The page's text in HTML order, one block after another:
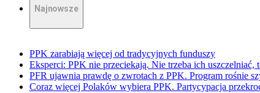
Najnowsze
PPK zarabiają więcej od tradycyjnych funduszy
Eksperci: PPK nie przeciekają. Nie trzeba ich uszczelniać,
PFR ujawnia prawdę o zwrotach z PPK. Program rośnie
Coraz więcej Polaków wybiera PPK. Partycypacja